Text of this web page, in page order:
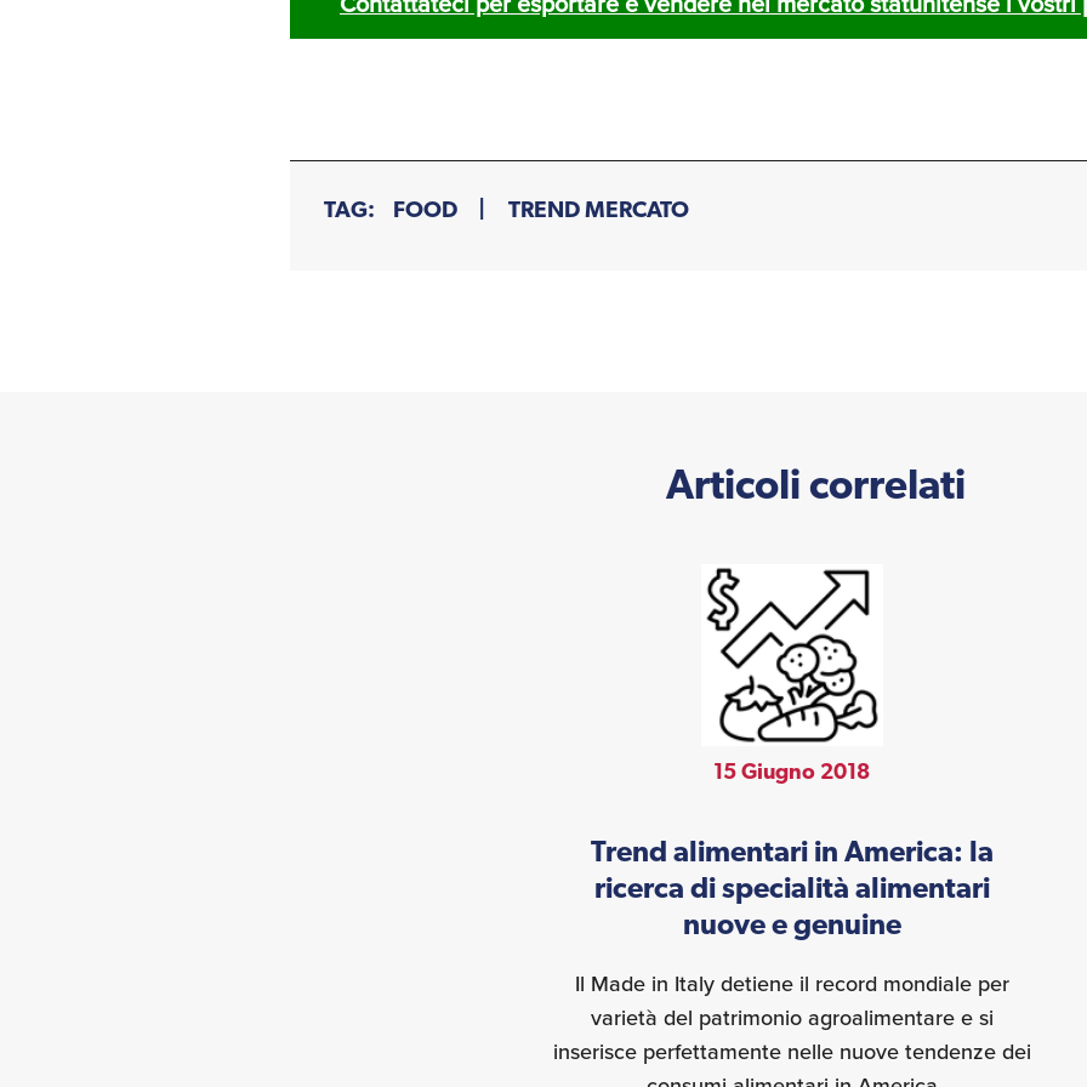
TAG: FOOD TREND MERCATO
Articoli correlati
15 Giugno 2018
Trend alimentari in America: la
ricerca di specialità alimentari
nuove e genuine
Il Made in Italy detiene il record mondiale per
varietà del patrimonio agroalimentare e si
inserisce perfettamente nelle nuove tendenze dei